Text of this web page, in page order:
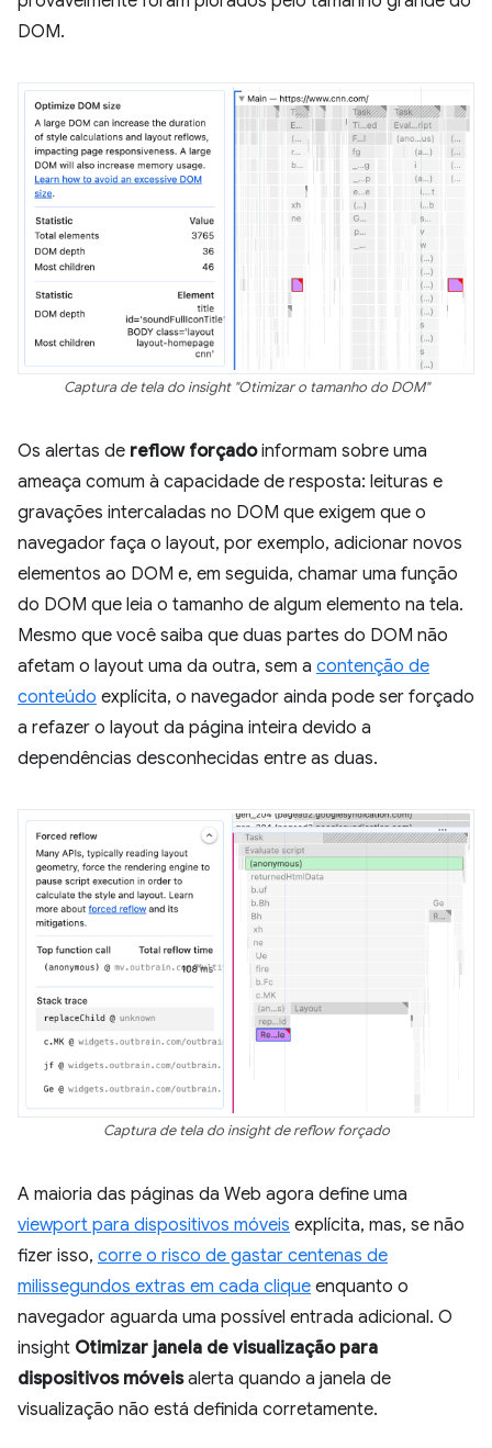
DOM.
Captura de tela do insight "Otimizar o tamanho do DOM"
Os alertas de reflow forçadoinformam sobre uma
ameaça comum à capacidade de resposta: leituras e
gravações intercaladas no DOM que exigem que o
navegador faça o layout, por exemplo, adicionar novos
elementos ao DOM e, em seguida, chamar uma função
do DOM que leia o tamanho de algum elemento na tela.
Mesmo que você saiba que duas partes do DOM não
afetam o layout uma da outra, sem a contenção de
conteúdo explícita, o navegador ainda pode ser forçado
a refazer o layout da página inteira devido a
dependências desconhecidas entre as duas.
Captura de tela do insight de reflow forçado
A maioria das páginas da Web agora define uma
viewport para dispositivos móveis explícita, mas, se não
fizer isso, corre o risco de gastar centenas de
milissegundos extras em cada clique enquanto o
navegador aguarda uma possível entrada adicional. O
insight Otimizar janela de visualização para
dispositivos móveisalerta quando a janela de
visualização não está definida corretamente.